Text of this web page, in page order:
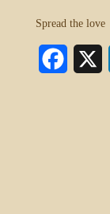
Spread the love